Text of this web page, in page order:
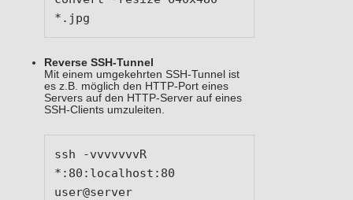
*.jpg
Reverse SSH-Tunnel
Mit einem umgekehrten SSH-Tunnel ist
es z.B. möglich den HTTP-Port eines
Servers auf den HTTP-Server auf eines
SSH-Clients umzuleiten.
ssh -vvvvvvvR
*:80:localhost:80
user@server